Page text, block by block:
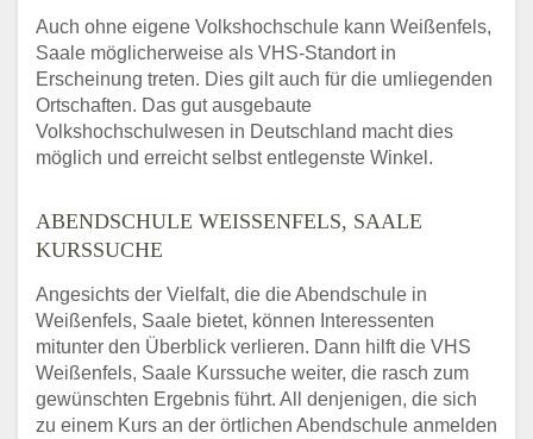
Auch ohne eigene Volkshochschule kann Weißenfels,
Saale möglicherweise als VHS-Standort in
Erscheinung treten. Dies gilt auch für die umliegenden
Ortschaften. Das gut ausgebaute
Volkshochschulwesen in Deutschland macht dies
möglich und erreicht selbst entlegenste Winkel.
ABENDSCHULE WEISSENFELS, SAALE K
URSSUCHE
Angesichts der Vielfalt, die die Abendschule in
Weißenfels, Saale bietet, können Interessenten
mitunter den Überblick verlieren. Dann hilft die VHS
Weißenfels, Saale Kurssuche weiter, die rasch zum
gewünschten Ergebnis führt. All denjenigen, die sich
zu einem Kurs an der örtlichen Abendschule anmelden